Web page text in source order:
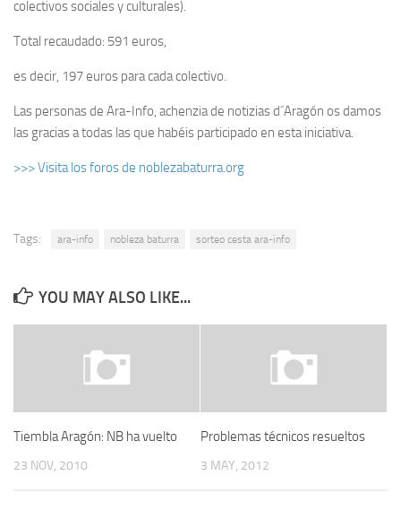
colectivos sociales y culturales).
Total recaudado: 591 euros,
es decir, 197 euros para cada colectivo.
Las personas de Ara-Info, achenzia de notizias d´Aragón os damos
las gracias a todas las que habéis participado en esta iniciativa.
>>> Visita los foros de noblezabaturra.org
Tags: ara-info nobleza baturra sorteo cesta ara-info
YOU MAY ALSO LIKE...
Tiembla Aragón: NB ha vuelto
23 NOV, 2010
Problemas técnicos resueltos
3 MAY, 2012